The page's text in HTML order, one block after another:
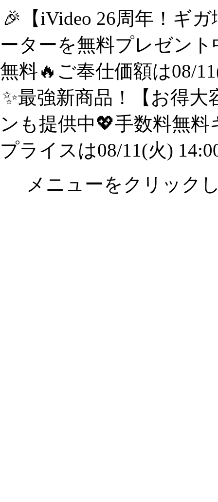
🎉【iVideo 26周年！ギ
ーターを無料プレゼン
無料🔥ご奉仕価額は08/
✨️最強新商品！【お得
ンも提供中💖手数料無
プライスは08/11(火)
メニューをクリック